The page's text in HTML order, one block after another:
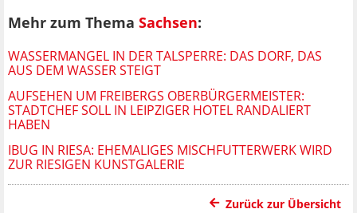
Mehr zum Thema Sachsen:
WASSERMANGEL IN DER TALSPERRE: DAS DORF, DAS
AUS DEM WASSER STEIGT
AUFSEHEN UM FREIBERGS OBERBÜRGERMEISTER:
STADTCHEF SOLL IN LEIPZIGER HOTEL RANDALIERT
HABEN
IBUG IN RIESA: EHEMALIGES MISCHFUTTERWERK WIRD
ZUR RIESIGEN KUNSTGALERIE
Zurück zur Übersicht